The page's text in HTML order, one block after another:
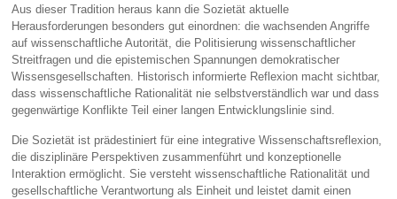
Aus dieser Tradition heraus kann die Sozietät aktuelle
Herausforderungen besonders gut einordnen: die wachsenden Angriffe
auf wissenschaftliche Autorität, die Politisierung wissenschaftlicher
Streitfragen und die epistemischen Spannungen demokratischer
Wissensgesellschaften. Historisch informierte Reflexion macht sichtbar,
dass wissenschaftliche Rationalität nie selbstverständlich war und dass
gegenwärtige Konflikte Teil einer langen Entwicklungslinie sind.
Die Sozietät ist prädestiniert für eine integrative Wissenschaftsreflexion,
die disziplinäre Perspektiven zusammenführt und konzeptionelle
Interaktion ermöglicht. Sie versteht wissenschaftliche Rationalität und
gesellschaftliche Verantwortung als Einheit und leistet damit einen